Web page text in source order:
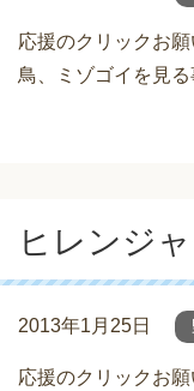
応援のクリックお
鳥、ミゾゴイを見る
ヒレンジャ
2013年1月25日
応援のクリックお